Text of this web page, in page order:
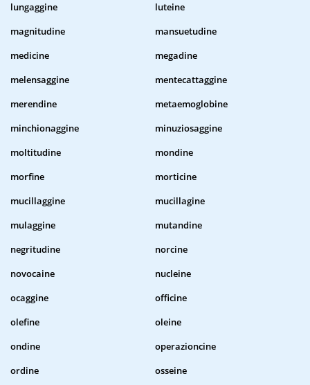
lungaggine
luteine
magnitudine
mansuetudine
medicine
megadine
melensaggine
mentecattaggine
merendine
metaemoglobine
minchionaggine
minuziosaggine
moltitudine
mondine
morfine
morticine
mucillaggine
mucillagine
mulaggine
mutandine
negritudine
norcine
novocaine
nucleine
ocaggine
officine
olefine
oleine
ondine
operazioncine
ordine
osseine